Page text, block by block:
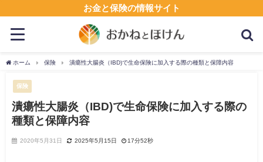
お金と保険の情報サイト
ホーム 保険 潰瘍性大腸炎（IBD)で生命保険に加入する際の種類と保障内容
保険
潰瘍性大腸炎（IBD)で生命保険に加入する際の
種類と保障内容
2020年5月31日 2025年5月15日 17分52秒